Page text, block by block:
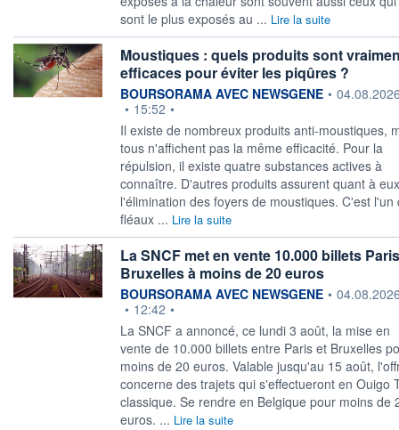
sont le plus exposés au ... Lire la suite
Moustiques : quels produits sont
efficaces pour éviter les piqûres ?
information fournie par
BOURSORAMA AVEC NEWSGENE •
• 15:52 •
Il existe de nombreux produits anti-moustiques,
tous n'affichent pas la même efficacité. Pour la
répulsion, il existe quatre substances actives à
connaître. D'autres produits assurent quant à eux
l'élimination des foyers de moustiques. C'est l'un
fléaux ... Lire la suite
La SNCF met en vente 10.000 billets
Bruxelles à moins de 20 euros
information fournie par
BOURSORAMA AVEC NEWSGENE •
• 12:42 •
La SNCF a annoncé, ce lundi 3 août, la mise en
vente de 10.000 billets entre Paris et Bruxelles
moins de 20 euros. Valable jusqu'au 15 août,
concerne des trajets qui s'effectueront en Ouigo
classique. Se rendre en Belgique pour moins de
euros. ... Lire la suite